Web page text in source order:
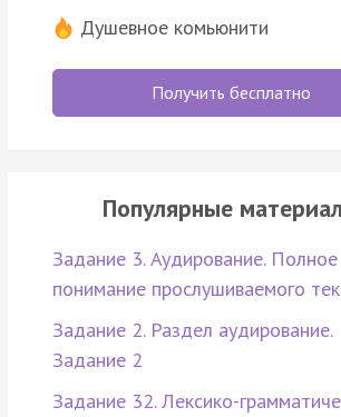
Душевное комьюнити
Получить бесплатно
Популярные
Задание 3. Аудирование. Полное
понимание прослушиваемого
Задание 2. Раздел аудирование.
Задание 2
Задание 32. Лексико-